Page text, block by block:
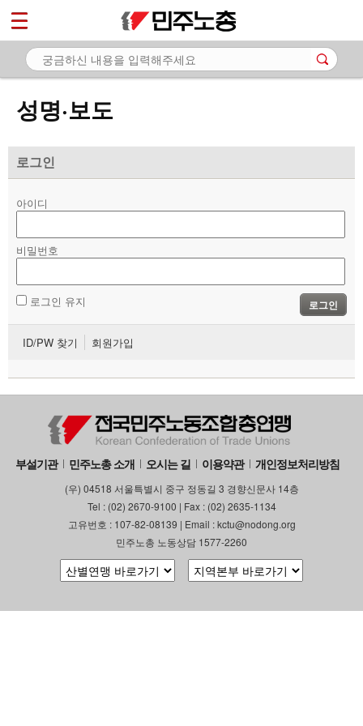
성명·보도
로그인
아이디
비밀번호
로그인 유지 로그인
ID/PW 찾기 회원가입
부설기관 민주노총 소개 오시는 길 이용약관 개인정보처리방침
(우) 04518 서울특별시 중구 정동길 3 경향신문사 14층
Tel : (02) 2670-9100 | Fax : (02) 2635-1134
고유번호 : 107-82-08139 | Email : kctu@nodong.org
민주노총 노동상담 1577-2260
마이페이지
소개
- 공지사항
- 성명·보도
자료
부설기관
업무